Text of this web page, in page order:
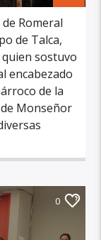
Romeral
de Talca,
sostuvo
encabezado
de la
de Monseñor
0